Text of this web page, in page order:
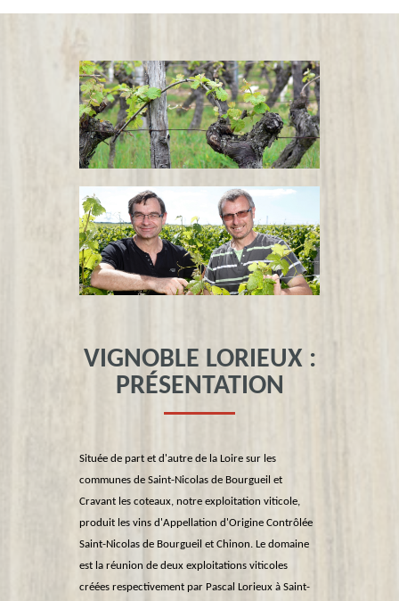
VIGNOBLE LORIEUX :
PRÉSENTATION
Située de part et d'autre de la Loire sur les
communes de Saint-Nicolas de Bourgueil et
Cravant les coteaux, notre exploitation viticole,
produit les vins d'Appellation d'Origine Contrôlée
Saint-Nicolas de Bourgueil et Chinon. Le domaine
est la réunion de deux exploitations viticoles
créées respectivement par Pascal Lorieux à Saint-